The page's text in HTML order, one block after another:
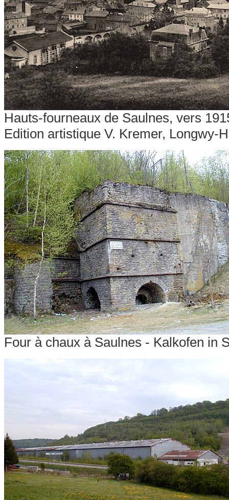
Hauts-fourneaux de Saulnes, vers
Edition artistique V. Kremer, Longwy-
Four à chaux à Saulnes - Kalkofen in